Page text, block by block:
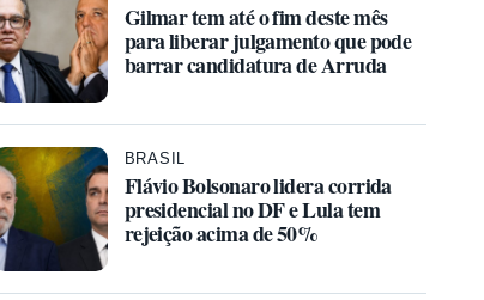
Gilmar tem até o fim deste mês
para liberar julgamento que pode
barrar candidatura de Arruda
BRASIL
Flávio Bolsonaro lidera corrida
presidencial no DF e Lula tem
rejeição acima de 50%